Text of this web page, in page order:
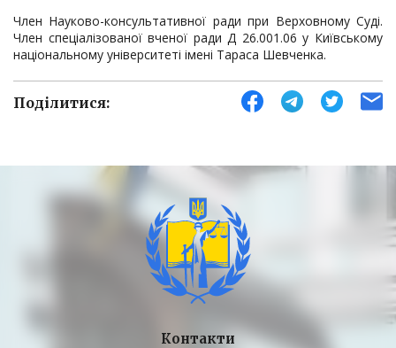
Член Науково-консультативної ради при Верховному Суді.
Член спеціалізованої вченої ради Д 26.001.06 у Київському
національному університеті імені Тараса Шевченка.
Поділитися:
Контакти